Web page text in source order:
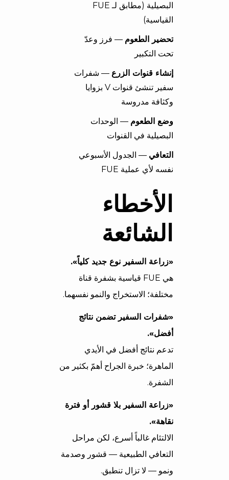
البصيلية (مطابق لـ FUE
القياسية)
تحضير الطعوم — فرز وعدّ
تحت التكبير
إنشاء قنوات الزرع — شفرات
سفير تنشئ قنوات V بزوايا
وكثافة مدروسة
وضع الطعوم — الوحدات
البصيلية في القنوات
التعافي — الجدول الأسبوعي
نفسه لأي عملية FUE
الأخطاء
الشائعة
«زراعة السفير نوع جديد كلياً».
هي FUE قياسية بشفرة قناة
مختلفة؛ الاستخراج والنمو نفسهما.
«شفرات السفير تضمن نتائج
أفضل».
تدعم نتائج أفضل في الأيدي
الماهرة؛ خبرة الجراح أهمّ بكثير من
الشفرة.
«زراعة السفير بلا قشور أو فترة
نقاهة».
الالتئام غالباً أسرع، لكن مراحل
التعافي الطبيعية — قشور وصدمة
ونمو — لا تزال تنطبق.